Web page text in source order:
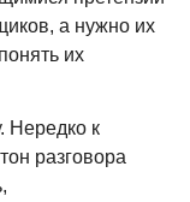
а нужно их
их
Нередко к
разговора